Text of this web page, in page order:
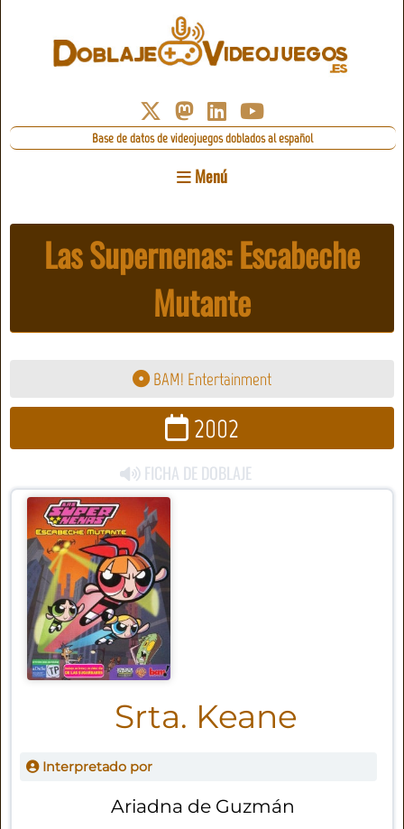
Base de datos de videojuegos doblados al español
Menú
Las Supernenas: Escabeche
Mutante
BAM! Entertainment
2002
FICHA DE DOBLAJE
Srta. Keane
Interpretado por
Ariadna de Guzmán